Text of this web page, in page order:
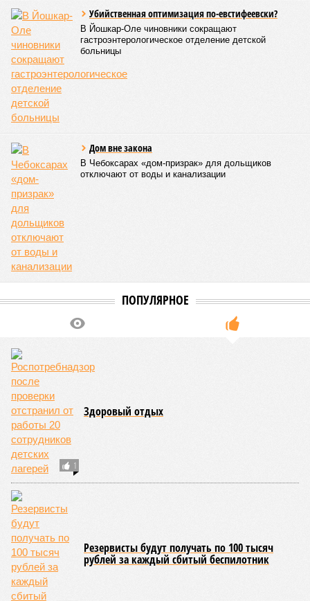
Убийственная оптимизация по-евстифеевски?
В Йошкар-Оле чиновники сокращают
гастроэнтерологическое отделение детской
больницы
Дом вне закона
В Чебоксарах «дом-призрак» для дольщиков
отключают от воды и канализации
ПОПУЛЯРНОЕ
1
Здоровый отдых
Резервисты будут получать по 100 тысяч
рублей за каждый сбитый беспилотник